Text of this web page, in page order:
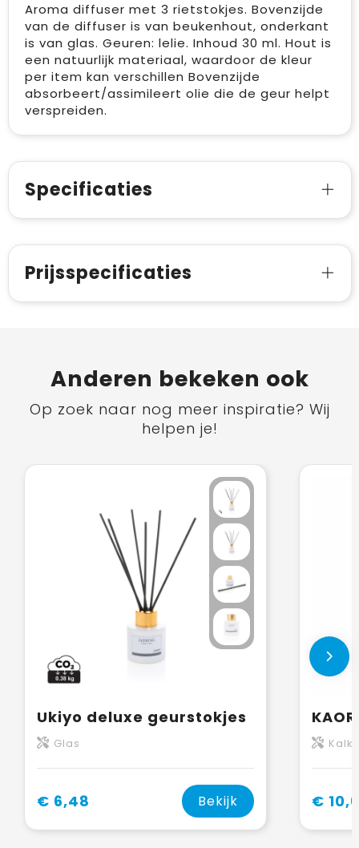
Aroma diffuser met 3 rietstokjes. Bovenzijde
van de diffuser is van beukenhout, onderkant
is van glas. Geuren: lelie. Inhoud 30 ml. Hout is
een natuurlijk materiaal, waardoor de kleur
per item kan verschillen Bovenzijde
absorbeert/assimileert olie die de geur helpt
verspreiden.
Specificaties
Prijsspecificaties
Anderen bekeken ook
Op zoek naar nog meer inspiratie? Wij
helpen je!
Ukiyo deluxe geurstokjes
Glas
€ 6,48 Bekijk €